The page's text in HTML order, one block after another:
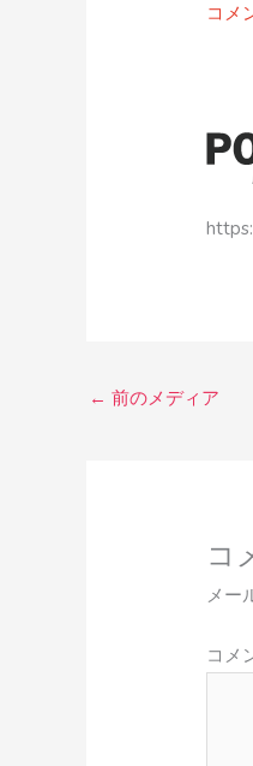
コメ
← 前のメディア
コ
メー
コメ